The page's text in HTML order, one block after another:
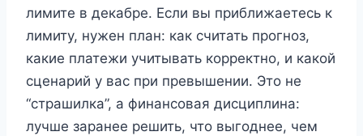
лимите в декабре. Если вы приближаетесь к
лимиту, нужен план: как считать прогноз,
какие платежи учитывать корректно, и какой
сценарий у вас при превышении. Это не
“страшилка”, а финансовая дисциплина:
лучше заранее решить, что выгоднее, чем